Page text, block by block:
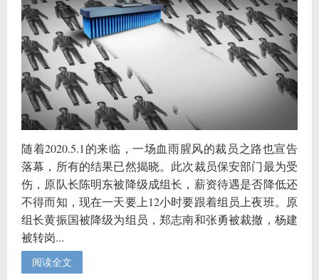
随着2020.5.1的来临，一场血雨腥风的裁员之路也宣告
落幕，所有的结果已然揭晓。此次裁员保安部门最为受
伤，原队长陈明东被降级成组长，薪资待遇是否降低还
不得而知，现在一天要上12小时要跟着组员上夜班。原
组长黄振国被降级为组员，郑志南和张勇被裁撤，杨建
被转岗...
阅读全文